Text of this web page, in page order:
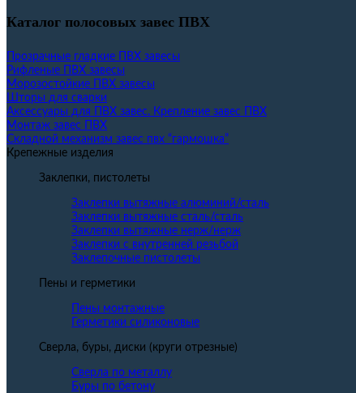
Каталог полосовых завес ПВХ
Прозрачные гладкие ПВХ завесы
Рифленые ПВХ завесы
Морозостойкие ПВХ завесы
Шторы для сварки
Аксессуары для ПВХ завес. Крепление завес ПВХ
Монтаж завес ПВХ
Складной механизм завес пвх “гармошка”
Крепежные изделия
Заклепки, пистолеты
Заклепки вытяжные алюминий/сталь
Заклепки вытяжные сталь/сталь
Заклепки вытяжные нерж/нерж
Заклепки с внутренней резьбой
Заклепочные пистолеты
Пены и герметики
Пены монтажные
Герметики силиконовые
Сверла, буры, диски (круги отрезные)
Сверла по металлу
Буры по бетону